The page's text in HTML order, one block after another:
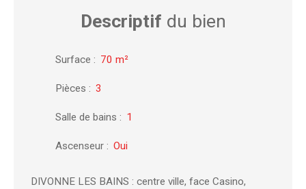
Descriptif du bien
Surface : 70 m²
Pièces : 3
Salle de bains : 1
Ascenseur : Oui
DIVONNE LES BAINS : centre ville, face Casino,